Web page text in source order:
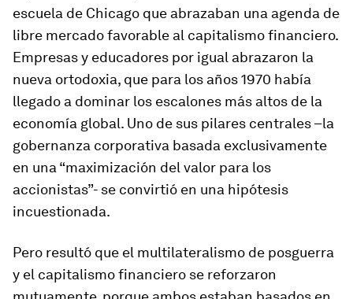
escuela de Chicago que abrazaban una agenda de
libre mercado favorable al capitalismo financiero.
Empresas y educadores por igual abrazaron la
nueva ortodoxia, que para los años 1970 había
llegado a dominar los escalones más altos de la
economía global. Uno de sus pilares centrales –la
gobernanza corporativa basada exclusivamente
en una “maximización del valor para los
accionistas”- se convirtió en una hipótesis
incuestionada.
Pero resultó que el multilateralismo de posguerra
y el capitalismo financiero se reforzaron